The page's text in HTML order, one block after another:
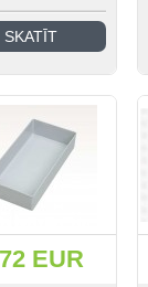
SKATĪT
EUR